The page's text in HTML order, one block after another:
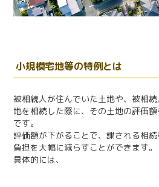
小規模宅地等の特例とは
被相続人が住んでいた土地や、被相
地を相続した際に、その土地の評価
です。
評価額が下がることで、課される相
負担を大幅に減らすことができます。
具体的には、